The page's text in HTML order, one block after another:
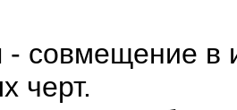
- совмещение в
черт.